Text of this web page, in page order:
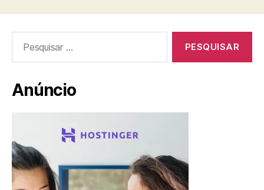
por:
Anúncio